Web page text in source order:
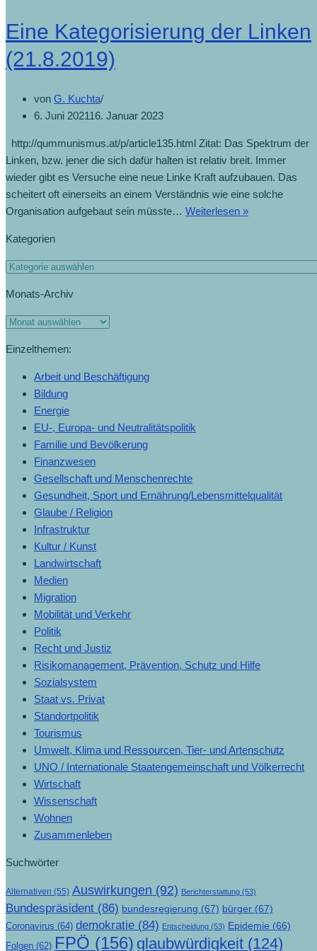
Eine Kategorisierung der Linken
(21.8.2019)
von G. Kuchta
6. Juni 202116. Januar 2023
http://qummunismus.at/p/article135.html Zitat: Das Spektrum der
Linken, bzw. jener die sich dafür halten ist relativ breit. Immer
wieder gibt es Versuche eine neue Linke Kraft aufzubauen. Das
scheitert oft einerseits an einem Verständnis wie eine solche
Organisation aufgebaut sein müsste… Weiterlesen »
Kategorien
Monats-Archiv
Einzelthemen:
Arbeit und Beschäftigung
Bildung
Energie
EU-, Europa- und Neutralitätspolitik
Familie und Bevölkerung
Finanzwesen
Gesellschaft und Menschenrechte
Gesundheit, Sport und Ernährung/Lebensmittelqualität
Glaube / Religion
Infrastruktur
Kultur / Kunst
Landwirtschaft
Medien
Migration
Mobilität und Verkehr
Politik
Recht und Justiz
Risikomanagement, Prävention, Schutz und Hilfe
Sozialsystem
Staat vs. Privat
Standortpolitik
Tourismus
Umwelt, Klima und Ressourcen, Tier- und Artenschutz
UNO / Internationale Staatengemeinschaft und Völkerrecht
Wirtschaft
Wissenschaft
Wohnen
Zusammenleben
Suchwörter
Alternativen (55) Auswirkungen (92) Berichterstattung (53)
Bundespräsident (86) bundesregierung (67) bürger (67)
Coronavirus (64) demokratie (84) Entscheidung (53) Epidemie (66)
Folgen (62) FPÖ (156) glaubwürdigkeit (124)